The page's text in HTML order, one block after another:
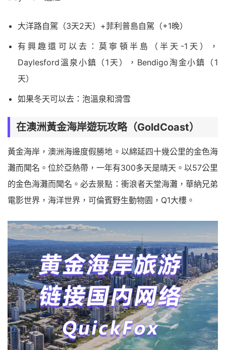
大洋路自駕（3天2天）+菲利普島自駕（+1晚）
有興趣還可以去：莫寧頓半島（半天-1天），
Daylesford溫泉小鎮（1天），Bendigo淘金小鎮（1
天）
如果冬天可以去：泡溫泉和滑雪
在澳洲黃金海岸遊玩攻略（GoldCoast）
黃金海岸，澳洲海邊度假勝地。以綿延四十幾公里的金色海
灘而聞名。位於亞熱帶，一年有300多天是晴天。以57公里
的金色海灘而聞名。必去景點：衝浪者天堂海灘，華納兄弟
電影世界，海洋世界，可倫賓野生動物園，Q1大樓。